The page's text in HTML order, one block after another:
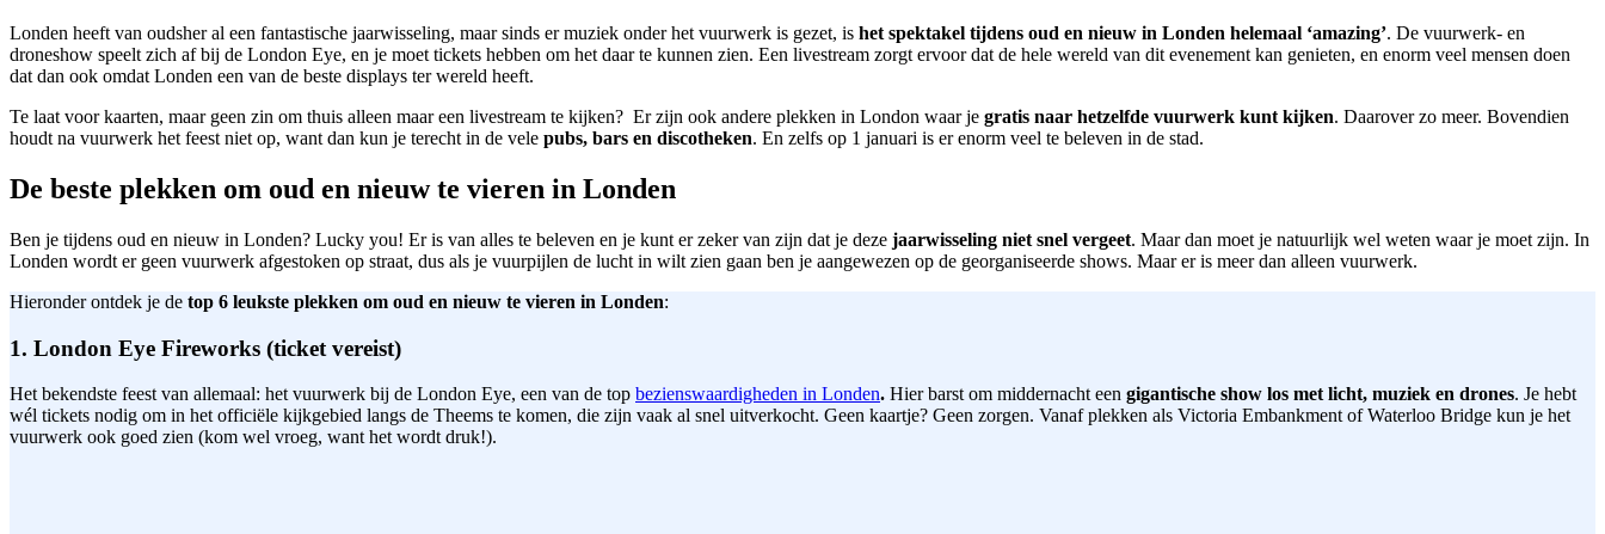
Londen heeft van oudsher al een fantastische jaarwisseling, maar sinds er muziek onder het vuurwerk is gezet, is het spektakel tijdens oud en nieuw in Londen helemaal ‘amazing’. De vuurwerk- en
droneshow speelt zich af bij de London Eye, en je moet tickets hebben om het daar te kunnen zien. Een livestream zorgt ervoor dat de hele wereld van dit evenement kan genieten, en enorm veel mensen doen
dat dan ook omdat Londen een van de beste displays ter wereld heeft.
Te laat voor kaarten, maar geen zin om thuis alleen maar een livestream te kijken? Er zijn ook andere plekken in London waar je gratis naar hetzelfde vuurwerk kunt kijken. Daarover zo meer. Bovendien
houdt na vuurwerk het feest niet op, want dan kun je terecht in de vele pubs, bars en discotheken. En zelfs op 1 januari is er enorm veel te beleven in de stad.
De beste plekken om oud en nieuw te vieren in Londen
Ben je tijdens oud en nieuw in Londen? Lucky you! Er is van alles te beleven en je kunt er zeker van zijn dat je deze jaarwisseling niet snel vergeet. Maar dan moet je natuurlijk wel weten waar je moet zijn. In
Londen wordt er geen vuurwerk afgestoken op straat, dus als je vuurpijlen de lucht in wilt zien gaan ben je aangewezen op de georganiseerde shows. Maar er is meer dan alleen vuurwerk.
Hieronder ontdek je de top 6 leukste plekken om oud en nieuw te vieren in Londen:
1. London Eye Fireworks (ticket vereist)
Het bekendste feest van allemaal: het vuurwerk bij de London Eye, een van de top bezienswaardigheden in Londen. Hier barst om middernacht een gigantische show los met licht, muziek en drones. Je hebt
wél tickets nodig om in het officiële kijkgebied langs de Theems te komen, die zijn vaak al snel uitverkocht. Geen kaartje? Geen zorgen. Vanaf plekken als Victoria Embankment of Waterloo Bridge kun je het
vuurwerk ook goed zien (kom wel vroeg, want het wordt druk!).